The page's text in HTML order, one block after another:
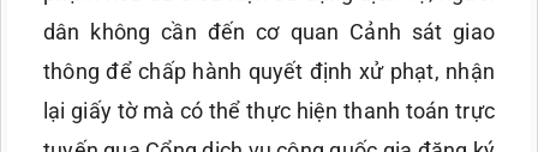
dân không cần đến cơ quan Cảnh sát giao
thông để chấp hành quyết định xử phạt, nhận
lại giấy tờ mà có thể thực hiện thanh toán trực